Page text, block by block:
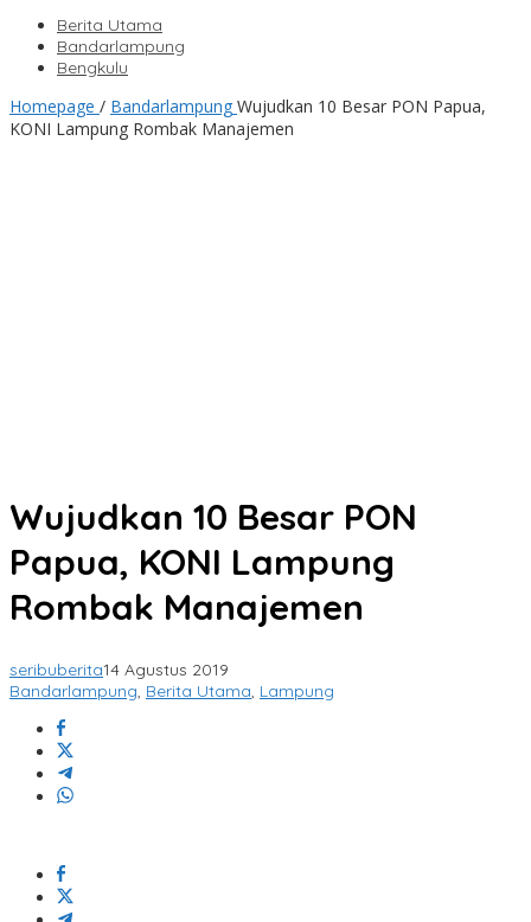
Berita Utama
Bandarlampung
Bengkulu
Homepage / Bandarlampung Wujudkan 10 Besar PON Papua,
KONI Lampung Rombak Manajemen
Wujudkan 10 Besar PON
Papua, KONI Lampung
Rombak Manajemen
seribuberita14 Agustus 2019
Bandarlampung, Berita Utama, Lampung